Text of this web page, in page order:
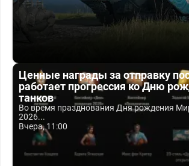
Ценные награды за отправку
работает прогрессия ко Дню
танков
Во время празднования Дня рождения
2026...
Вчера, 11:00